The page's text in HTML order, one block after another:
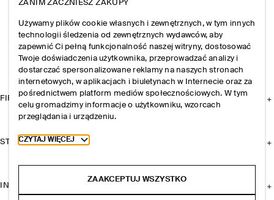
FIRMA
STREFA KLIENTA
INFORMACJE I REGULAMINY
ZANIM ZACZNIESZ ZAKUPY
Używamy plików cookie własnych i zewnętrznych, w tym innych
technologii śledzenia od zewnętrznych wydawców, aby
zapewnić Ci pełną funkcjonalność naszej witryny, dostosować
Twoje doświadczenia użytkownika, przeprowadzać analizy i
dostarczać spersonalizowane reklamy na naszych stronach
internetowych, w aplikacjach i biuletynach w Internecie oraz za
pośrednictwem platform mediów społecznościowych. W tym
celu gromadzimy informacje o użytkowniku, wzorcach
przeglądania i urządzeniu.
Toggle more cookie information
CZYTAJ WIĘCEJ
ZAAKCEPTUJ WSZYSTKO